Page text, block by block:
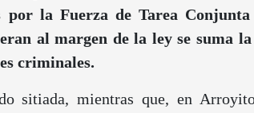
por la Fuerza de Tarea
al margen de la ley se suma
criminales.
sitiada, mientras que, en